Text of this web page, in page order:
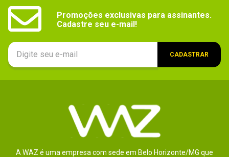
Segmento Mobile
Promoções exclusivas para assinantes.
Cadastre seu e-mail!
CADASTRAR
A WAZ é uma empresa com sede em Belo Horizonte/MG que